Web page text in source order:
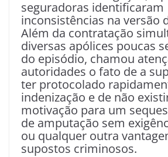
seguradoras identificaram
inconsistências na versão
Além da contratação
diversas apólices poucas
do episódio, chamou
autoridades o fato de a
ter protocolado
indenização e de não
motivação para um
de amputação sem
ou qualquer outra
supostos criminosos.